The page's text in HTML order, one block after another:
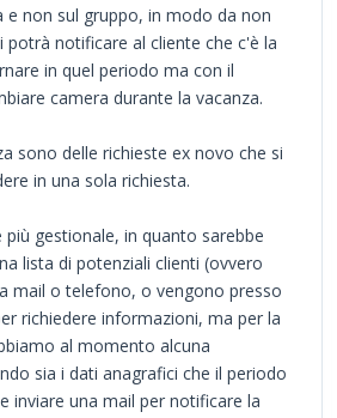
e non sul gruppo, in modo da non
potrà notificare al cliente che c'è la
in quel periodo ma con il
camera durante la vacanza.
sono delle richieste ex novo che si
in una sola richiesta.
gestionale, in quanto sarebbe
lista di potenziali clienti (ovvero
mail o telefono, o vengono presso
richiedere informazioni, ma per la
al momento alcuna
sia i dati anagrafici che il periodo
inviare una mail per notificare la